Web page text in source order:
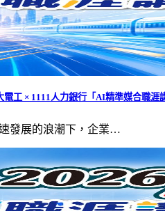
電工 × 1111人力銀行「AI精準媒合職涯
發展的浪潮下，企業…